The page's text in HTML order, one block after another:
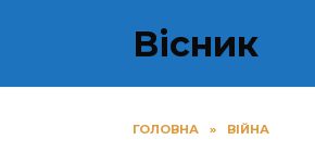
Вісник
ГОЛОВНА » ВІЙНА